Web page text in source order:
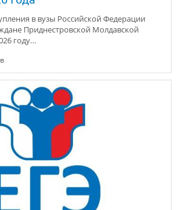
в вузы Российской Федерации
Приднестровской Молдавской
году…